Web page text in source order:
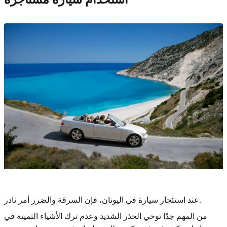
عند استئجار سيارة في اليونان، فإن السرقة والضرر أمر نادر.
من المهم جدًا توخي الحذر الشديد وعدم ترك الأشياء الثمينة في